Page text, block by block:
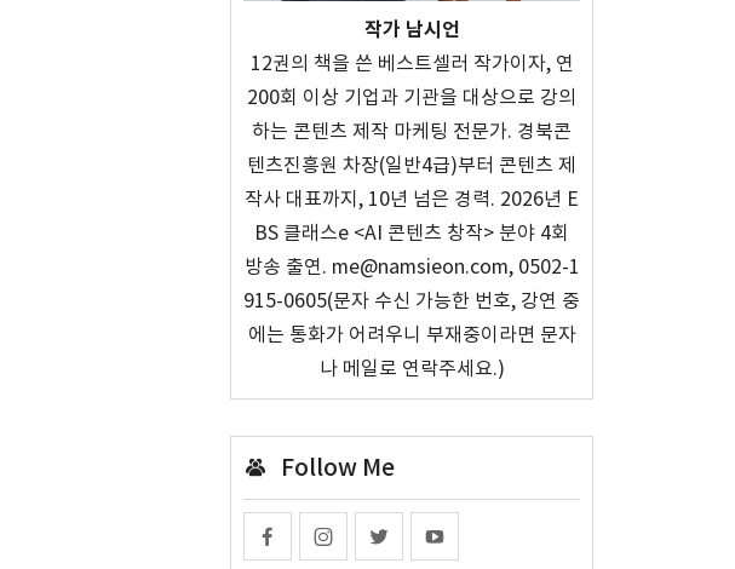
작가 남시언
12권의 책을 쓴 베스트셀러 작가이자, 연
200회 이상 기업과 기관을 대상으로 강의
하는 콘텐츠 제작 마케팅 전문가. 경북콘
텐츠진흥원 차장(일반4급)부터 콘텐츠 제
작사 대표까지, 10년 넘은 경력. 2026년 E
BS 클래스e <AI 콘텐츠 창작> 분야 4회
방송 출연. me@namsieon.com, 0502-1
915-0605(문자 수신 가능한 번호, 강연 중
에는 통화가 어려우니 부재중이라면 문자
나 메일로 연락주세요.)
Follow Me